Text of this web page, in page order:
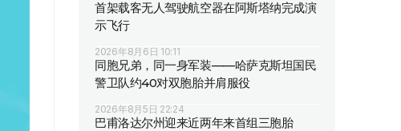
首架载客无人驾驶航空器在阿斯塔纳完成演
示飞行
2026年8月6日 10:11
同胞兄弟，同一身军装——哈萨克斯坦国民
警卫队约40对双胞胎并肩服役
2026年8月5日 22:24
巴甫洛达尔州迎来近两年来首组三胞胎